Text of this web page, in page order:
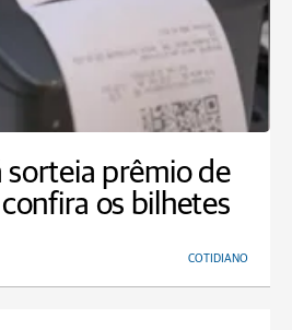
sorteia prêmio de
confira os bilhetes
COTIDIANO